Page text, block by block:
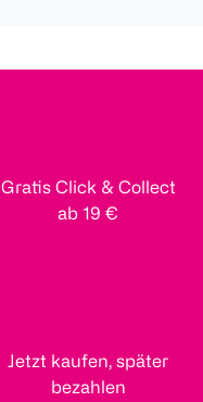
Gratis Click & Collect
ab 19 €
Jetzt kaufen, später
bezahlen